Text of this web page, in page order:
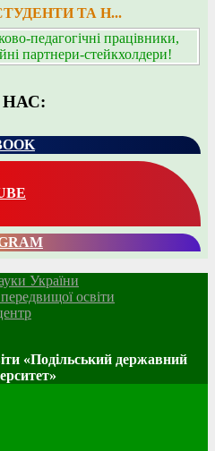
ТА Н...
України
освіти
«Подільський державний